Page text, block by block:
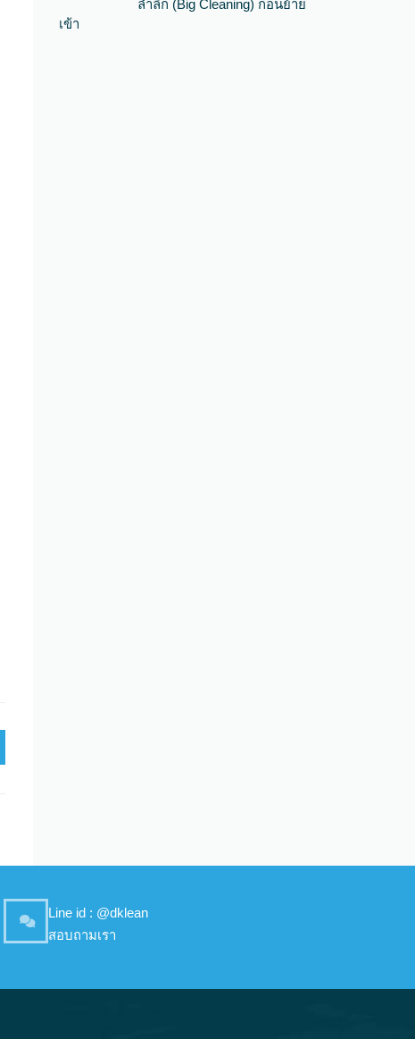
ล้ำลึก (Big Cleaning) ก่อนย้าย
เข้า
Line id : @dklean
สอบถามเรา